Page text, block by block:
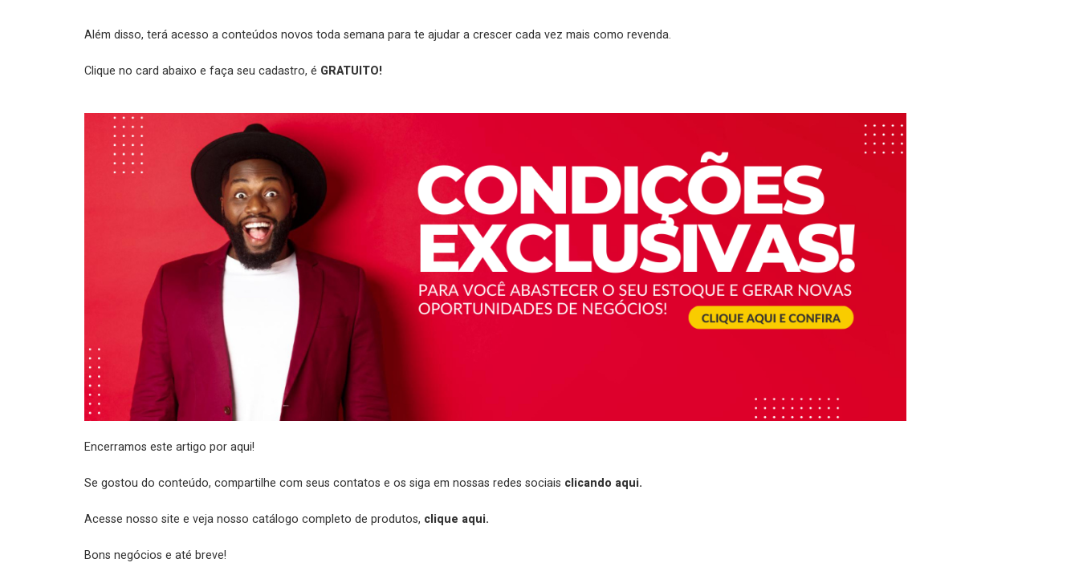
Além disso, terá acesso a conteúdos novos toda semana para te ajudar a crescer cada vez mais como revenda.
Clique no card abaixo e faça seu cadastro, é GRATUITO!
Encerramos este artigo por aqui!
Se gostou do conteúdo, compartilhe com seus contatos e os siga em nossas redes sociais clicando aqui.
Acesse nosso site e veja nosso catálogo completo de produtos, clique aqui.
Bons negócios e até breve!